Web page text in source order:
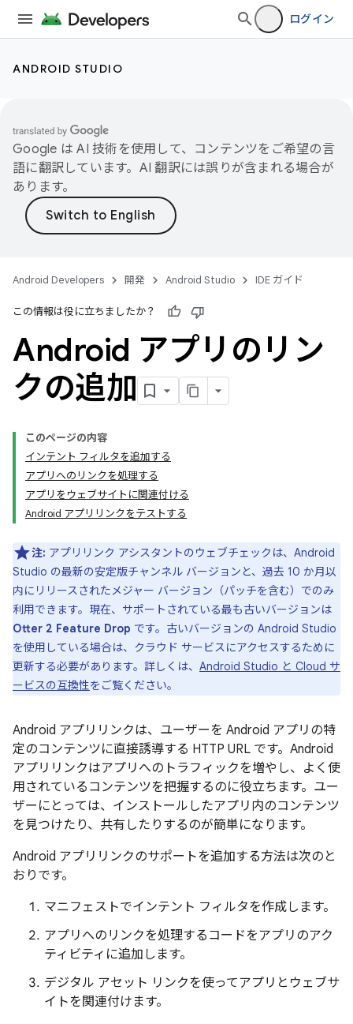
ログイン
ANDROID STUDIO
Google は AI 技術を使用して、コンテンツをご希望の言
語に翻訳しています。AI 翻訳には誤りが含まれる場合が
あります。
Android Developers 開発 Android Studio IDE ガイド
この情報は役に立ちましたか？
Android アプリのリン
クの追加
このページの内容
インテント フィルタを追加する
アプリへのリンクを処理する
アプリをウェブサイトに関連付ける
Android アプリリンクをテストする
注: アプリリンク アシスタントのウェブチェックは、Android
Studio の最新の安定版チャンネル バージョンと、過去 10 か月以
内にリリースされたメジャー バージョン（パッチを含む）でのみ
利用できます。現在、サポートされている最も古いバージョンは
Otter 2 Feature Drop です。古いバージョンの Android Studio
を使用している場合は、クラウド サービスにアクセスするために
更新する必要があります。詳しくは、 Android Studio と Cloud サ
ービスの互換性をご覧ください。
Android アプリリンクは、ユーザーを Android アプリの特
定のコンテンツに直接誘導する HTTP URL です。Android
アプリリンクはアプリへのトラフィックを増やし、よく使
用されているコンテンツを把握するのに役立ちます。ユー
ザーにとっては、インストールしたアプリ内のコンテンツ
を見つけたり、共有したりするのが簡単になります。
Android アプリリンクのサポートを追加する方法は次のと
おりです。
マニフェストでインテント フィルタを作成します。
アプリへのリンクを処理するコードをアプリのアク
ティビティに追加します。
デジタル アセット リンクを使ってアプリとウェブサ
イトを関連付けます。